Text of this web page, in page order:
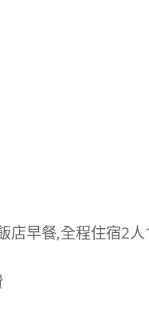
店早餐,全程住宿2